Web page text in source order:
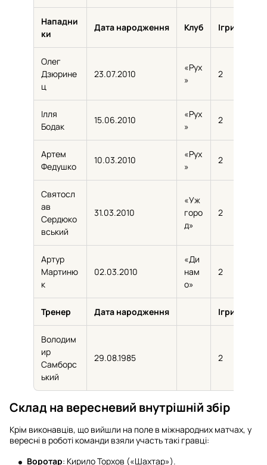
Нападни
ки
Дата народження Клуб Ігри
Олег
Дзюрине
ц
23.07.2010
«Рух
»
2
Ілля
Бодак
15.06.2010
«Рух
»
2
Артем
Федушко
10.03.2010
«Рух
»
2
Святосл
ав
Сердюко
вський
31.03.2010
«Уж
горо
д»
2
Артур
Мартиню
к
02.03.2010
«Ди
нам
о»
2
Тренер Дата народження Ігри
Володим
ир
Самборс
ький
29.08.1985 2
Склад на вересневий внутрішній збір
Крім виконавців, що вийшли на поле в міжнародних матчах, у
вересні в роботі команди взяли участь такі гравці:
Воротар: Кирило Торхов («Шахтар»).